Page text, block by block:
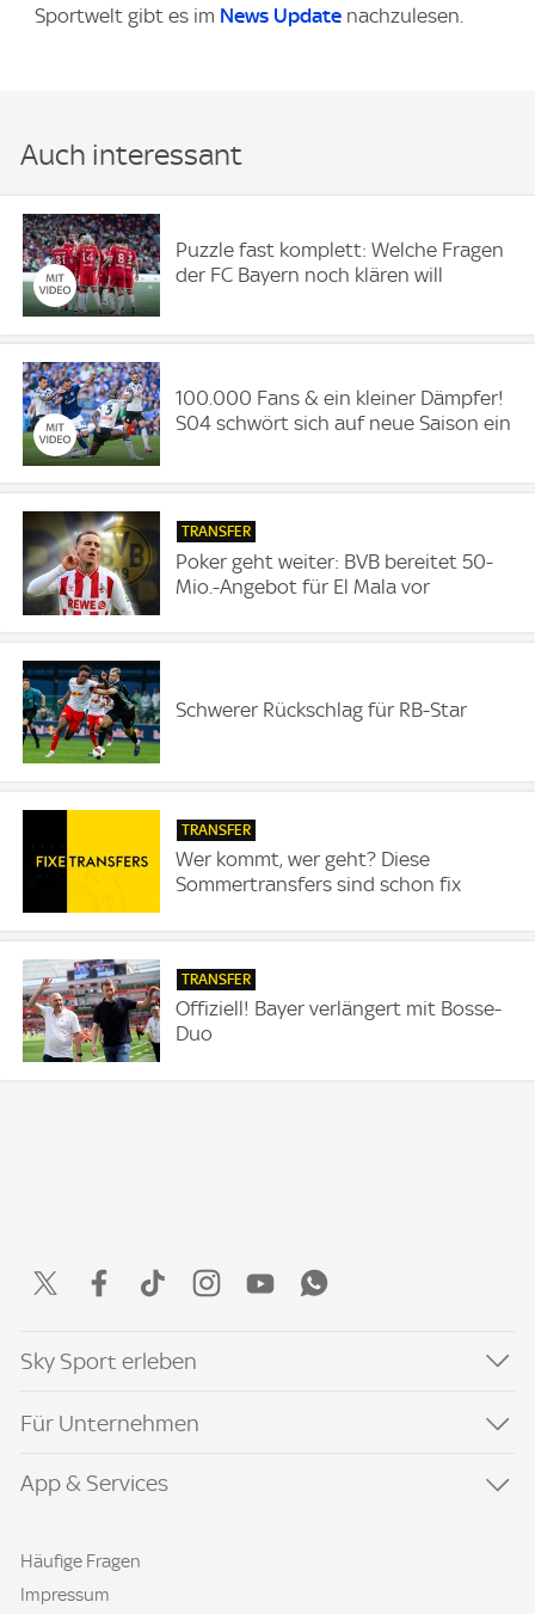
Sportwelt gibt es im News Update nachzulesen.
Auch interessant
Puzzle fast komplett: Welche Fragen
der FC Bayern noch klären will
100.000 Fans & ein kleiner Dämpfer!
S04 schwört sich auf neue Saison ein
TRANSFER
Poker geht weiter: BVB bereitet 50-
Mio.-Angebot für El Mala vor
Schwerer Rückschlag für RB-Star
TRANSFER
Wer kommt, wer geht? Diese
Sommertransfers sind schon fix
TRANSFER
Offiziell! Bayer verlängert mit Bosse-
Duo
Sky Sport erleben
Für Unternehmen
App & Services
Häufige Fragen
Impressum